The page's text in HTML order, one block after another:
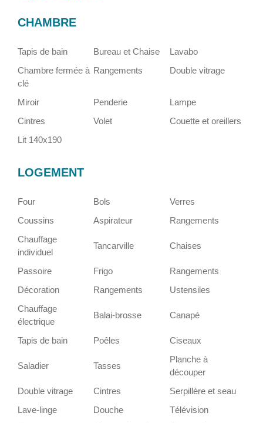
CHAMBRE
Tapis de bain Bureau et Chaise
Lavabo
Chambre fermée à
clé
Rangements Double vitrage
Miroir Penderie
Lampe
Cintres
Volet
Couette et oreillers
Lit 140x190
LOGEMENT
Four Bols
Verres
Coussins
Aspirateur
Rangements
Chauffage
individuel
Tancarville Chaises
Passoire Frigo
Rangements
Décoration
Rangements
Ustensiles
Chauffage
électrique
Balai-brosse Canapé
Tapis de bain Poêles Ciseaux
Saladier Tasses
Planche à
découper
Double vitrage
Cintres
Serpillère et seau
Lave-linge
Douche
Télévision